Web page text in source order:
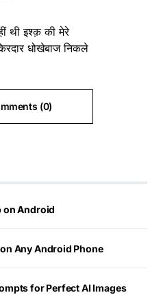
थी इश्क़ की मेरे
धोखेबाज निकले
(0)
on Android
Any Android Phone
for Perfect AI Images